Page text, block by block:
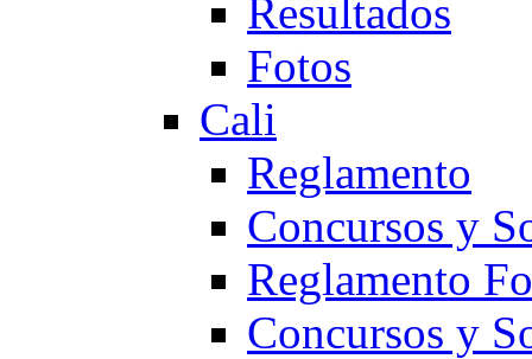
Resultados
Fotos
Cali
Reglamento
Concursos y
Reglamento
Concursos y